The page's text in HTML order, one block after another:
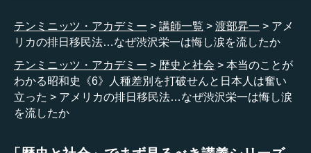
テンミニッツ・アカデミー 講師一覧 渡部昇一
アメ
リカの排日移民法…なぜ渋沢栄一は悔し涙を流したか
テンミニッツ・アカデミー
歴史と社会
本当のことが
わかる昭和史《6》人種差別を打破せんと日本人は奮い
立った
アメリカの排日移民法…なぜ渋沢栄一は悔し涙
を流したか